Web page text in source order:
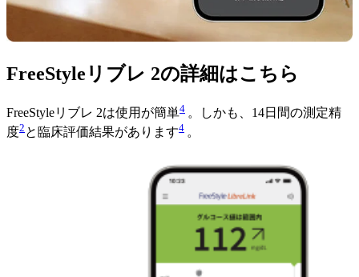
FreeStyleリブレ 2の詳細はこちら
FreeStyleリブレ 2は使用が簡単4 。しかも、14日間の測定精
度2 と臨床評価結果があります4 。